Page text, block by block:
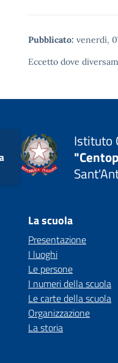
Pubblicato: venerdì,
Eccetto dove
Istituto
La scuola
Presentazione
I luoghi
Le persone
I numeri della scuola
Le carte della scuola
Organizzazione
La storia